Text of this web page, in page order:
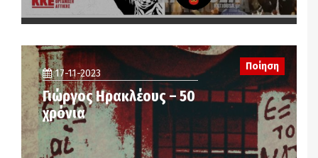
17-11-2023
Γιώργος Ηρακλέους – 50
χρόνια
Ποίηση